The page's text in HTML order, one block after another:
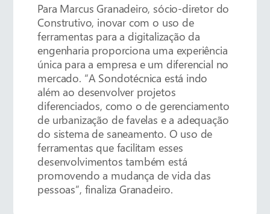
Para Marcus Granadeiro, sócio-diretor do
Construtivo, inovar com o uso de
ferramentas para a digitalização da
engenharia proporciona uma experiência
única para a empresa e um diferencial no
mercado. “A Sondotécnica está indo
além ao desenvolver projetos
diferenciados, como o de gerenciamento
de urbanização de favelas e a adequação
do sistema de saneamento. O uso de
ferramentas que facilitam esses
desenvolvimentos também está
promovendo a mudança de vida das
pessoas”, finaliza Granadeiro.